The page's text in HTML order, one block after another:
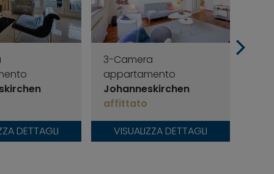
DETTAGLI
3-Camera
appartamento
Johanneskirchen
affittato
VISUALIZZA DETTAGLI